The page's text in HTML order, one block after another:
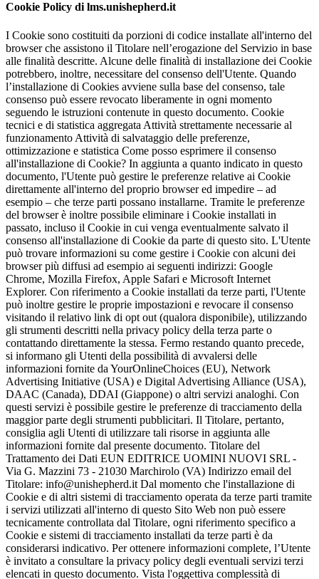
Cookie Policy di lms.unishepherd.it
I Cookie sono costituiti da porzioni di codice installate all'interno del
browser che assistono il Titolare nell’erogazione del Servizio in base
alle finalità descritte. Alcune delle finalità di installazione dei Cookie
potrebbero, inoltre, necessitare del consenso dell'Utente. Quando
l’installazione di Cookies avviene sulla base del consenso, tale
consenso può essere revocato liberamente in ogni momento
seguendo le istruzioni contenute in questo documento. Cookie
tecnici e di statistica aggregata Attività strettamente necessarie al
funzionamento Attività di salvataggio delle preferenze,
ottimizzazione e statistica Come posso esprimere il consenso
all'installazione di Cookie? In aggiunta a quanto indicato in questo
documento, l'Utente può gestire le preferenze relative ai Cookie
direttamente all'interno del proprio browser ed impedire – ad
esempio – che terze parti possano installarne. Tramite le preferenze
del browser è inoltre possibile eliminare i Cookie installati in
passato, incluso il Cookie in cui venga eventualmente salvato il
consenso all'installazione di Cookie da parte di questo sito. L'Utente
può trovare informazioni su come gestire i Cookie con alcuni dei
browser più diffusi ad esempio ai seguenti indirizzi: Google
Chrome, Mozilla Firefox, Apple Safari e Microsoft Internet
Explorer. Con riferimento a Cookie installati da terze parti, l'Utente
può inoltre gestire le proprie impostazioni e revocare il consenso
visitando il relativo link di opt out (qualora disponibile), utilizzando
gli strumenti descritti nella privacy policy della terza parte o
contattando direttamente la stessa. Fermo restando quanto precede,
si informano gli Utenti della possibilità di avvalersi delle
informazioni fornite da YourOnlineChoices (EU), Network
Advertising Initiative (USA) e Digital Advertising Alliance (USA),
DAAC (Canada), DDAI (Giappone) o altri servizi analoghi. Con
questi servizi è possibile gestire le preferenze di tracciamento della
maggior parte degli strumenti pubblicitari. Il Titolare, pertanto,
consiglia agli Utenti di utilizzare tali risorse in aggiunta alle
informazioni fornite dal presente documento. Titolare del
Trattamento dei Dati EUN EDITRICE UOMINI NUOVI SRL -
Via G. Mazzini 73 - 21030 Marchirolo (VA) Indirizzo email del
Titolare: info@unishepherd.it Dal momento che l'installazione di
Cookie e di altri sistemi di tracciamento operata da terze parti tramite
i servizi utilizzati all'interno di questo Sito Web non può essere
tecnicamente controllata dal Titolare, ogni riferimento specifico a
Cookie e sistemi di tracciamento installati da terze parti è da
considerarsi indicativo. Per ottenere informazioni complete, l’Utente
è invitato a consultare la privacy policy degli eventuali servizi terzi
elencati in questo documento. Vista l'oggettiva complessità di